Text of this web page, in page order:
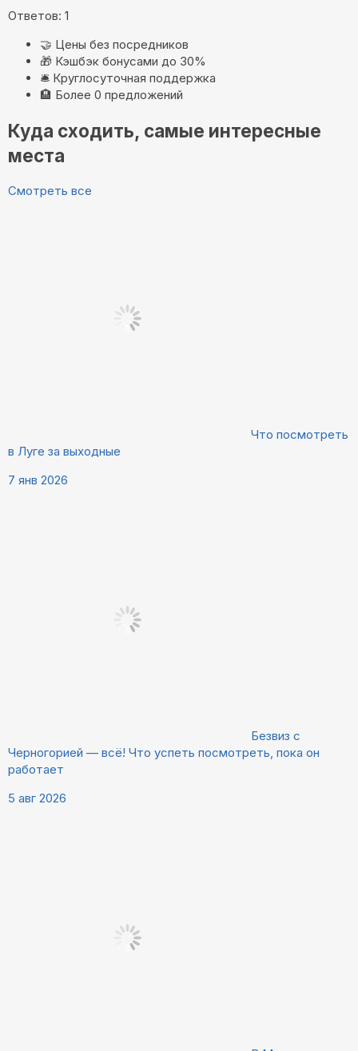
Ответов: 1
🤝 Цены без посредников
🎁 Кэшбэк бонусами до 30%
🛎️ Круглосуточная поддержка
🏨 Более 0 предложений
Куда сходить, самые интересные
места
Смотреть все
Что посмотреть
в Луге за выходные
7 янв 2026
Безвиз с
Черногорией — всё! Что успеть посмотреть, пока он
работает
5 авг 2026